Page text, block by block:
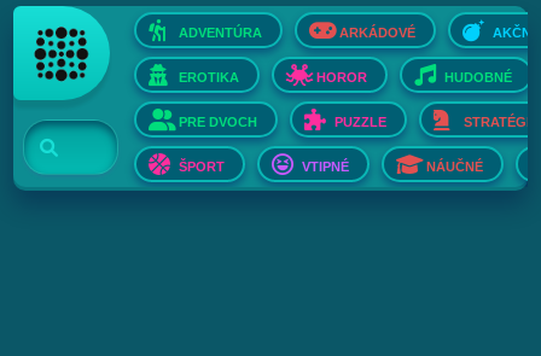
ADVENTÚRA ARKÁDOVÉ AKČNÉ
EROTIKA HOROR HUDOBNÉ
PRE DVOCH PUZZLE STRATÉGIE
ŠPORT VTIPNÉ NÁUČNÉ